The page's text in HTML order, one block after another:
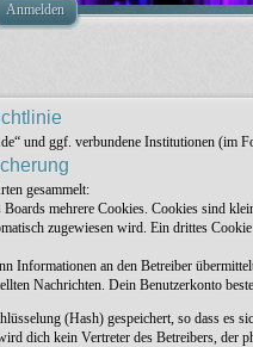
Anmelden
und ggf. verbundene Institutionen (im
gesammelt:
mehrere Cookies. Cookies sind
zugewiesen wird. Ein drittes
Informationen an den Betreiber
Nachrichten. Dein Benutzerkonto
(Hash) gespeichert, so dass es
dich kein Vertreter des Betreibers, der